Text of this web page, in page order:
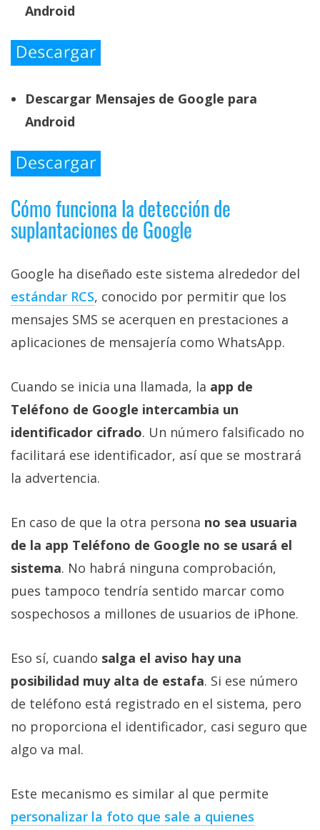
Android
Descargar Mensajes de Google para
Android
Cómo funciona la detección de
suplantaciones de Google
Google ha diseñado este sistema alrededor del
estándar RCS‎, conocido por permitir que los
mensajes SMS se acerquen en prestaciones a
aplicaciones de mensajería como WhatsApp.
Cuando se inicia una llamada, la app de
Teléfono de Google intercambia un
identificador cifrado. Un número falsificado no
facilitará ese identificador, así que se mostrará
la advertencia.
En caso de que la otra persona no sea usuaria
de la app Teléfono de Google no se usará el
sistema. No habrá ninguna comprobación,
pues tampoco tendría sentido marcar como
sospechosos a millones de usuarios de iPhone.
Eso sí, cuando salga el aviso hay una
posibilidad muy alta de estafa. Si ese número
de teléfono está registrado en el sistema, pero
no proporciona el identificador, casi seguro que
algo va mal.
Este mecanismo es similar al que permite
personalizar la foto que sale a quienes